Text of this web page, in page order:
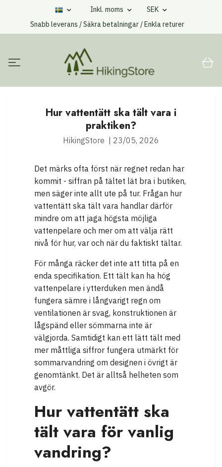
Inkl. moms
SEK
Snabb leverans / Säkra betalningar / Enkla returer
Hur vattentätt ska tält vara i
praktiken?
HikingStore 23/05, 2026
Det märks ofta först när regnet redan har
kommit - siffran på tältet lät bra i butiken,
men säger inte allt ute på tur. Frågan hur
vattentätt ska tält vara handlar därför
mindre om att jaga högsta möjliga
vattenpelare och mer om att välja rätt
nivå för hur, var och när du faktiskt tältar.
För många räcker det inte att titta på en
enda specifikation. Ett tält kan ha hög
vattenpelare i ytterduken men ändå
fungera sämre i långvarigt regn om
ventilationen är svag, konstruktionen är
lågspänd eller sömmarna inte är
välgjorda. Samtidigt kan ett lätt tält med
mer måttliga siffror fungera utmärkt för
sommarvandring om designen i övrigt är
genomtänkt. Det är alltså helheten som
avgör.
Hur vattentätt ska
tält vara för vanlig
vandring?